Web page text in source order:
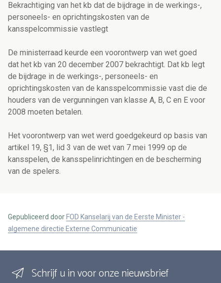
Bekrachtiging van het kb dat de bijdrage in de werkings-,
personeels- en oprichtingskosten van de
kansspelcommissie vastlegt
De ministerraad keurde een voorontwerp van wet goed
dat het kb van 20 december 2007 bekrachtigt. Dat kb legt
de bijdrage in de werkings-, personeels- en
oprichtingskosten van de kansspelcommissie vast die de
houders van de vergunningen van klasse A, B, C en E voor
2008 moeten betalen.
Het voorontwerp van wet werd goedgekeurd op basis van
artikel 19, §1, lid 3 van de wet van 7 mei 1999 op de
kansspelen, de kansspelinrichtingen en de bescherming
van de spelers.
Gepubliceerd door FOD Kanselarij van de Eerste Minister -
algemene directie Externe Communicatie
Schrijf u in voor onze nieuwsbrief